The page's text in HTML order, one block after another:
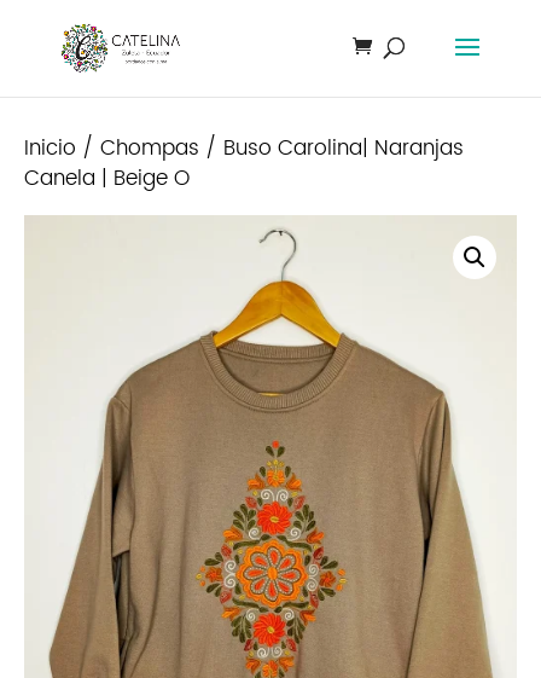
Inicio / Chompas / Buso Carolina| Naranjas
Canela | Beige O